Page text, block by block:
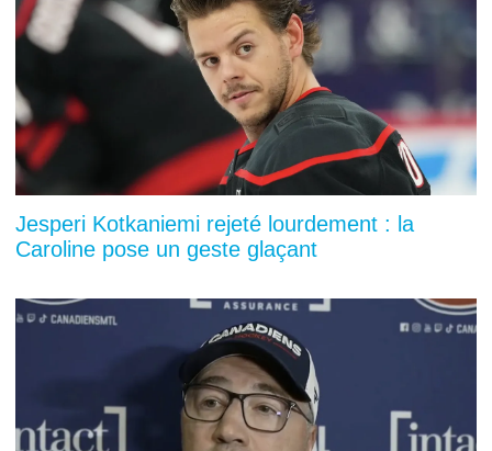
Jesperi Kotkaniemi rejeté lourdement : la
Caroline pose un geste glaçant